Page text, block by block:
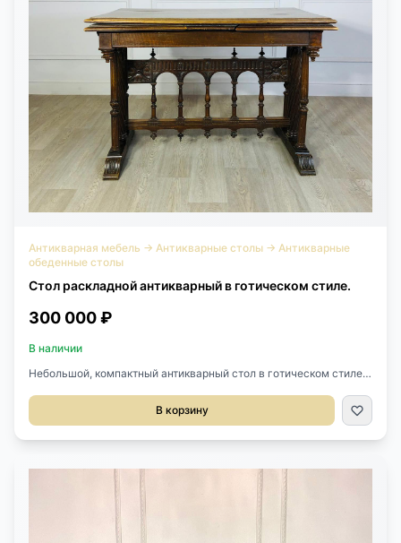
Антикварная мебель → Антикварные столы → Антикварные
обеденные столы
Стол раскладной антикварный в готическом стиле.
300 000 ₽
В наличии
Небольшой, компактный антикварный стол в готическом стиле
красивой резьбой ручной работы. Размер 110/200х68х77h
см.Проведена реставрация.В корзину